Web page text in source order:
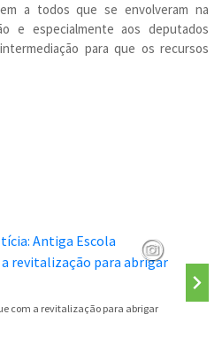
a todos que se envolveram na
e especialmente aos deputados
para que os recursos
com a revitalização para abrigar
São